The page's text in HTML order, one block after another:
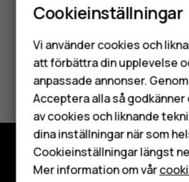
Smartphones
Mobiltelefoner
Tillbehör
HMD Terra M
Surfplattor
Var detta till hjälp?
Ja Nej
Utforska
Cookieinställningar
Vi använder cookies och
att förbättra din upplevelse
anpassade annonser.
Acceptera alla så
av cookies och liknande
dina inställningar när som
Cookieinställningar längst
Mer information om vår